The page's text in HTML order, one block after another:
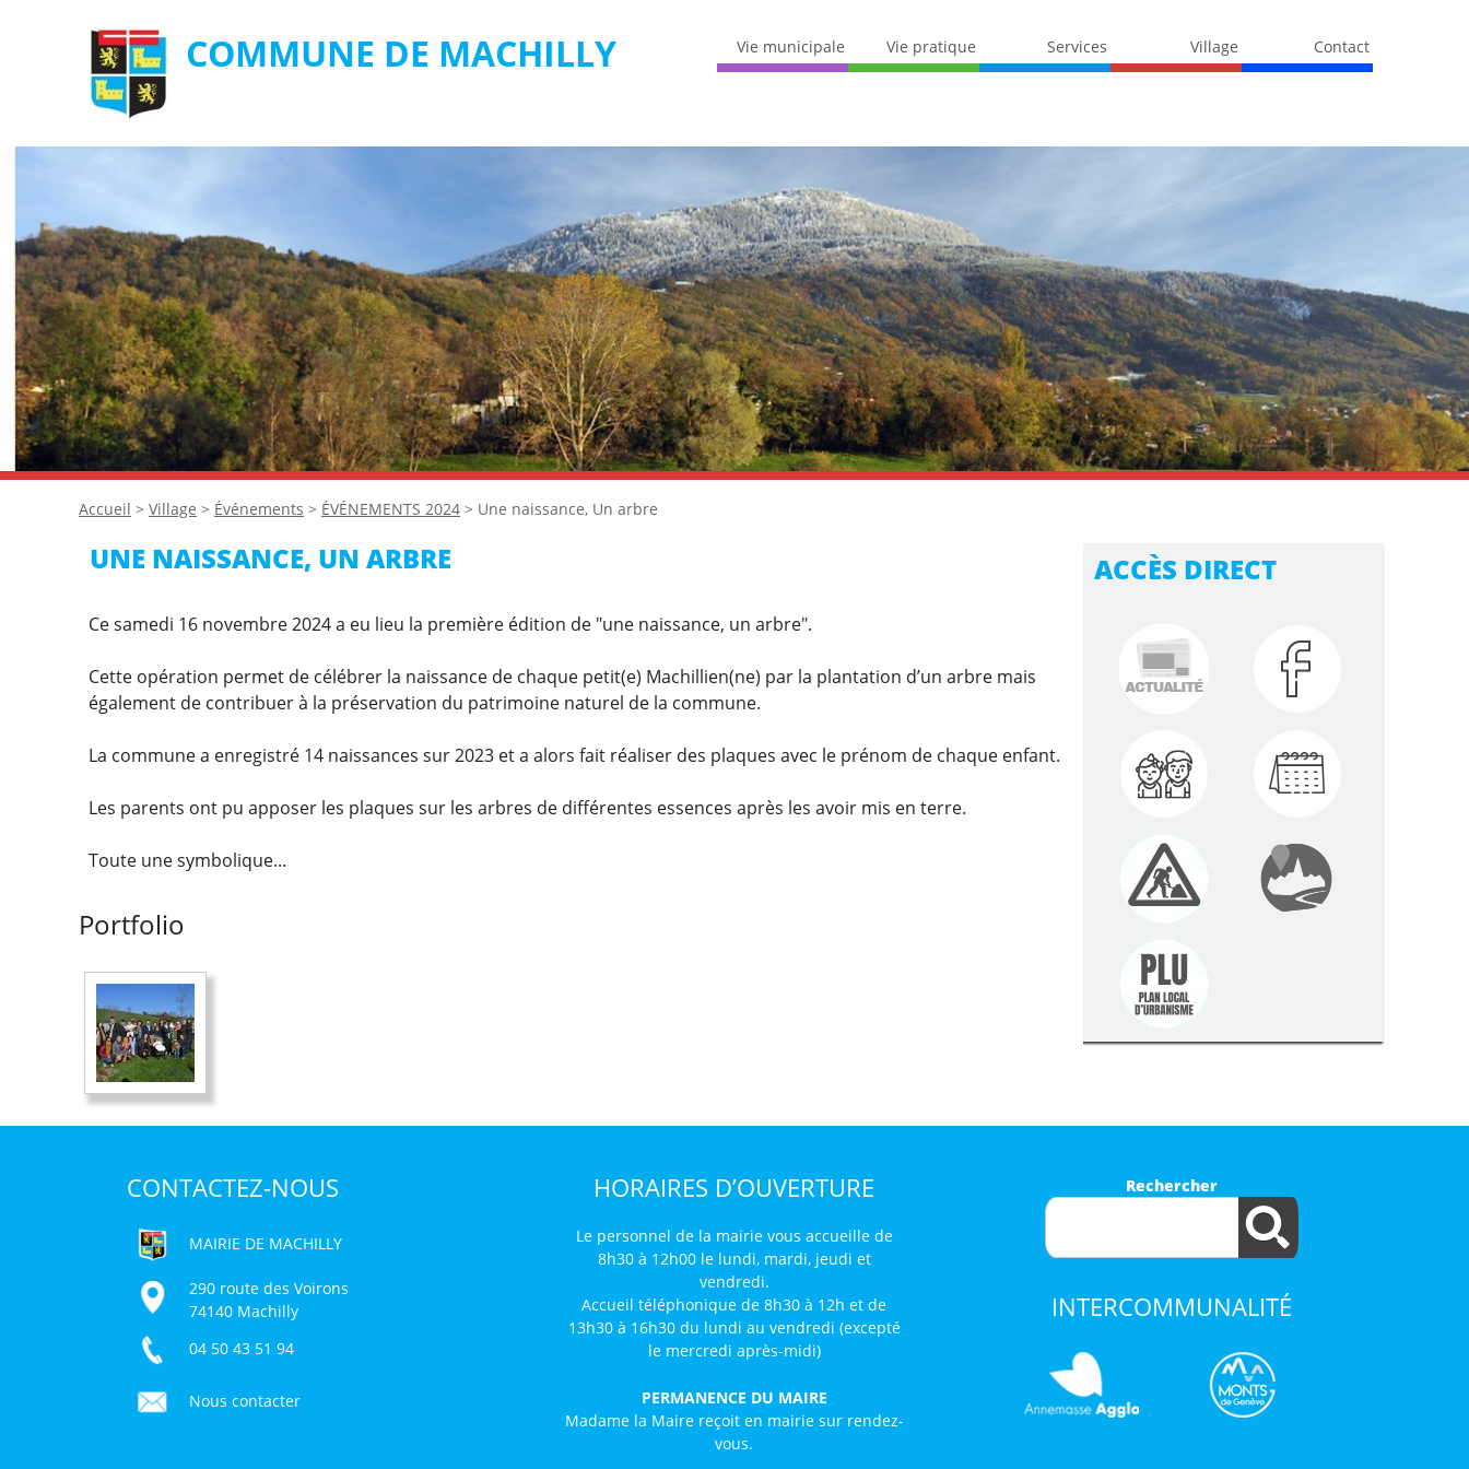
COMMUNE DE MACHILLY Vie municipale Vie pratique Services Village Contact
Accueil > Village > Événements > ÉVÉNEMENTS 2024 > Une naissance, Un arbre
UNE NAISSANCE, UN ARBRE
Ce samedi 16 novembre 2024 a eu lieu la première édition de "une naissance, un arbre".
Cette opération permet de célébrer la naissance de chaque petit(e) Machillien(ne) par la plantation d’un arbre mais
également de contribuer à la préservation du patrimoine naturel de la commune.
La commune a enregistré 14 naissances sur 2023 et a alors fait réaliser des plaques avec le prénom de chaque enfant.
Les parents ont pu apposer les plaques sur les arbres de différentes essences après les avoir mis en terre.
Toute une symbolique...
Portfolio
ACCÈS DIRECT
CONTACTEZ-NOUS
MAIRIE DE MACHILLY
290 route des Voirons
74140 Machilly
04 50 43 51 94
Nous contacter
HORAIRES D’OUVERTURE
Le personnel de la mairie vous accueille de
8h30 à 12h00 le lundi, mardi, jeudi et
vendredi.
Accueil téléphonique de 8h30 à 12h et de
13h30 à 16h30 du lundi au vendredi (excepté
le mercredi après-midi)
PERMANENCE DU MAIRE
Madame la Maire reçoit en mairie sur rendez-
vous.
Rechercher
INTERCOMMUNALITÉ